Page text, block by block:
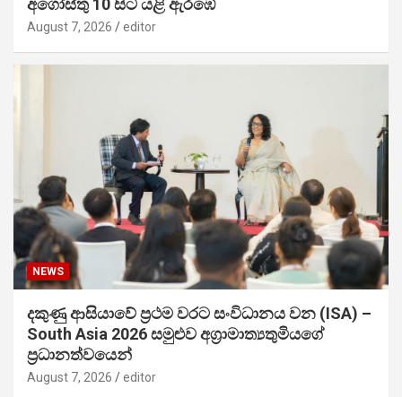
අගෝස්තු 10 සිට යළි ඇරඹේ
August 7, 2026 editor
NEWS
දකුණු ආසියාවේ ප්‍රථම වරට සංවිධානය වන (ISA) –
South Asia 2026 සමුළුව අග්‍රාමාත්‍යතුමියගේ
ප්‍රධානත්වයෙන්
August 7, 2026 editor